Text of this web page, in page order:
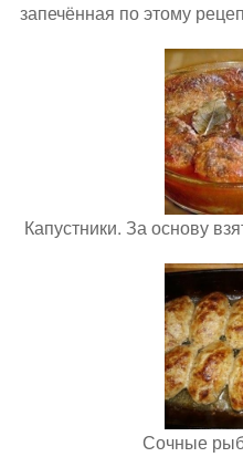
запечённая по этому
Капустники. За основу
Сочные